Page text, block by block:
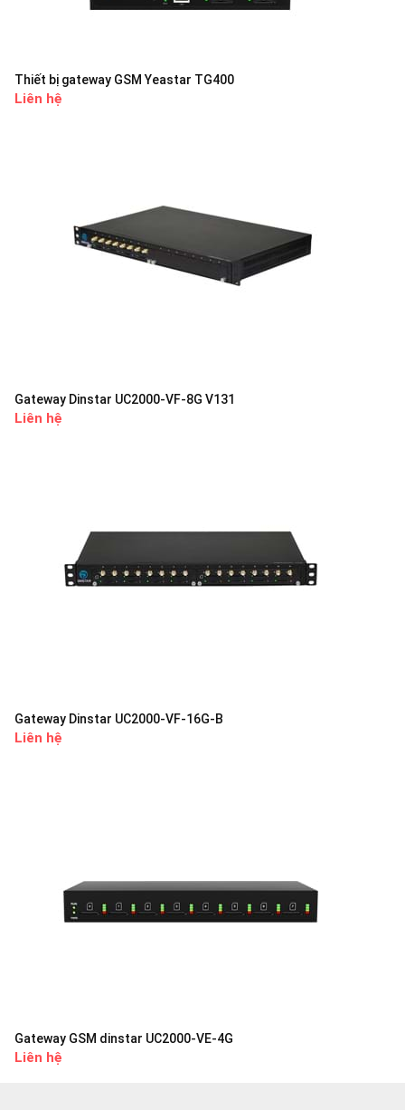
Thiết bị gateway GSM Yeastar TG400
Liên hệ
Gateway Dinstar UC2000-VF-8G V131
Liên hệ
Gateway Dinstar UC2000-VF-16G-B
Liên hệ
Gateway GSM dinstar UC2000-VE-4G
Liên hệ